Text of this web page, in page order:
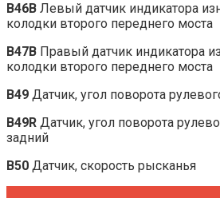
B46B Левый датчик индикатора
колодки второго переднего моста
B47B Правый датчик индикатора
колодки второго переднего моста
B49 Датчик, угол поворота
B49R Датчик, угол поворота
задний
B50 Датчик, скорость рысканья